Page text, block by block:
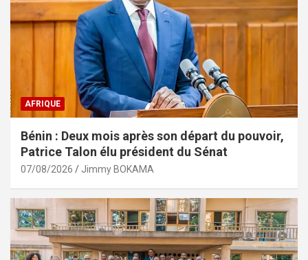
AFRIQUE
Bénin : Deux mois après son départ du pouvoir,
Patrice Talon élu président du Sénat
07/08/2026 Jimmy BOKAMA